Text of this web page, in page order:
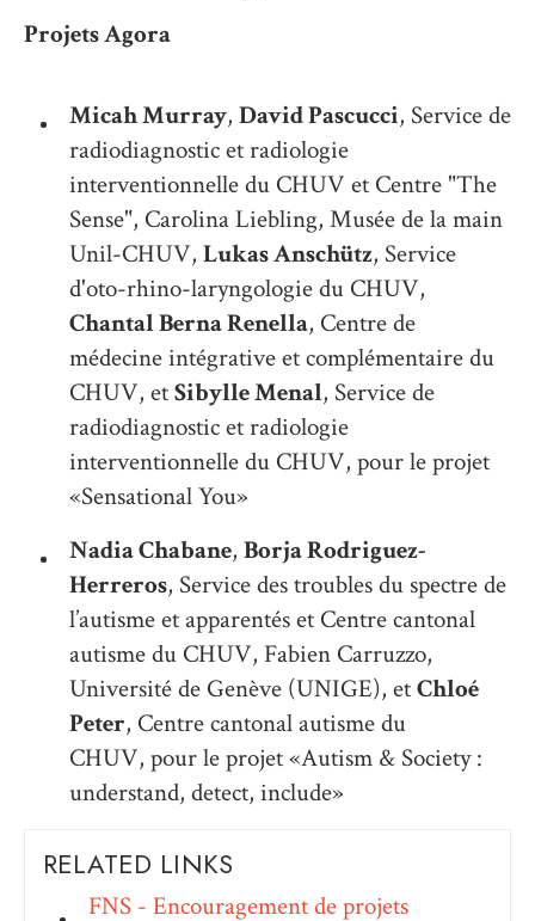
Projets Agora
Micah Murray, David Pascucci, Service de
radiodiagnostic et radiologie
interventionnelle du CHUV et Centre "The
Sense", Carolina Liebling, Musée de la main
Unil-CHUV, Lukas Anschütz, Service
d'oto-rhino-laryngologie du CHUV,
Chantal Berna Renella, Centre de
médecine intégrative et complémentaire du
CHUV, etSibylle Menal, Service de
radiodiagnostic et radiologie
interventionnelle du CHUV, pour le projet
«Sensational You»
Nadia Chabane, Borja Rodriguez-
Herreros, Service des troubles du spectre de
l’autisme et apparentés et Centre cantonal
autisme du CHUV, Fabien Carruzzo,
Université de Genève (UNIGE), etChloé
Peter, Centre cantonal autisme du
CHUV, pour le projet «Autism & Society :
understand, detect, include»
RELATED LINKS
FNS - Encouragement de projets